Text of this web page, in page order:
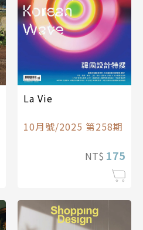
La Vie
10月號/2025 第258期
NT$ 175